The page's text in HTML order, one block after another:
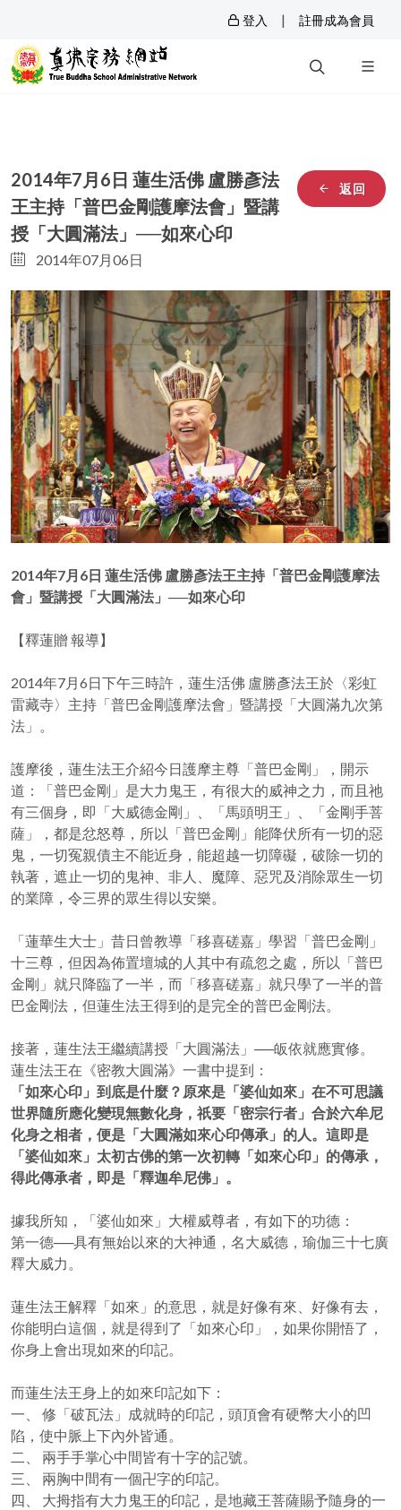
登入 | 註冊成為會員
返回
2014年7月6日 蓮生活佛 盧勝彥法
王主持「普巴金剛護摩法會」暨講
授「大圓滿法」──如來心印
2014年07月06日
2014年7月6日 蓮生活佛 盧勝彥法王主持「普巴金剛護摩法
會」暨講授「大圓滿法」──如來心印
【釋蓮贈 報導】
2014年7月6日下午三時許，蓮生活佛 盧勝彥法王於〈彩虹
雷藏寺〉主持「普巴金剛護摩法會」暨講授「大圓滿九次第
法」。
護摩後，蓮生法王介紹今日護摩主尊「普巴金剛」，開示
道：「普巴金剛」是大力鬼王，有很大的威神之力，而且祂
有三個身，即「大威德金剛」、「馬頭明王」、「金剛手菩
薩」，都是忿怒尊，所以「普巴金剛」能降伏所有一切的惡
鬼，一切冤親債主不能近身，能超越一切障礙，破除一切的
執著，遮止一切的鬼神、非人、魔障、惡咒及消除眾生一切
的業障，令三界的眾生得以安樂。
「蓮華生大士」昔日曾教導「移喜磋嘉」學習「普巴金剛」
十三尊，但因為佈置壇城的人其中有疏忽之處，所以「普巴
金剛」就只降臨了一半，而「移喜磋嘉」就只學了一半的普
巴金剛法，但蓮生法王得到的是完全的普巴金剛法。
接著，蓮生法王繼續講授「大圓滿法」──皈依就應實修。
蓮生法王在《密教大圓滿》一書中提到：
「如來心印」到底是什麼？原來是「婆仙如來」在不可思議
世界隨所應化變現無數化身，祇要「密宗行者」合於六牟尼
化身之相者，便是「大圓滿如來心印傳承」的人。這即是
「婆仙如來」太初古佛的第一次初轉「如來心印」的傳承，
得此傳承者，即是「釋迦牟尼佛」。
據我所知，「婆仙如來」大權威尊者，有如下的功德：
第一德──具有無始以來的大神通，名大威德，瑜伽三十七廣
釋大威力。
蓮生法王解釋「如來」的意思，就是好像有來、好像有去，
你能明白這個，就是得到了「如來心印」，如果你開悟了，
你身上會出現如來的印記。
而蓮生法王身上的如來印記如下：
一、 修「破瓦法」成就時的印記，頭頂會有硬幣大小的凹
陷，使中脈上下內外皆通。
二、 兩手手掌心中間皆有十字的記號。
三、 兩胸中間有一個卍字的印記。
四、 大拇指有大力鬼王的印記，是地藏王菩薩賜予隨身的一